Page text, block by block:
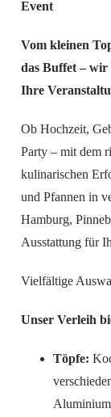
Event
Vom kleinen
das Buffet – wir
Ihre
Ob Hochzeit,
Party – mit dem
kulinarischen
und Pfannen in
Hamburg,
Ausstattung für
Vielfältige
Unser Verleih
Töpfe: